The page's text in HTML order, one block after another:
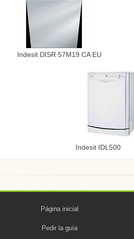
Indesit DISR 57M19 CA EU
Indesit IDL500
Página inicial
Pedir la guía